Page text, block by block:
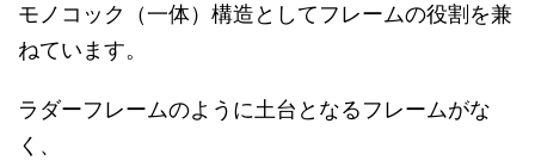
モノコック（一体）構造としてフレームの役割を兼
ねています。
ラダーフレームのように土台となるフレームがな
く、